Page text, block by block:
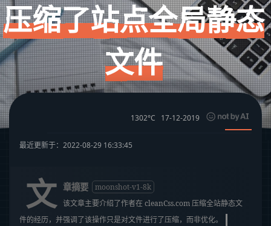
压缩了站点全局静态
文件
1302°C 17-12-2019
最近更新于：2022-08-29 16:33:45
文 章摘要
moonshot-v1-8k
该文章主要介绍了作者在 cleanCss.com 压缩全站静态文
件的经历，并强调了该操作只是对文件进行了压缩，而非优化。